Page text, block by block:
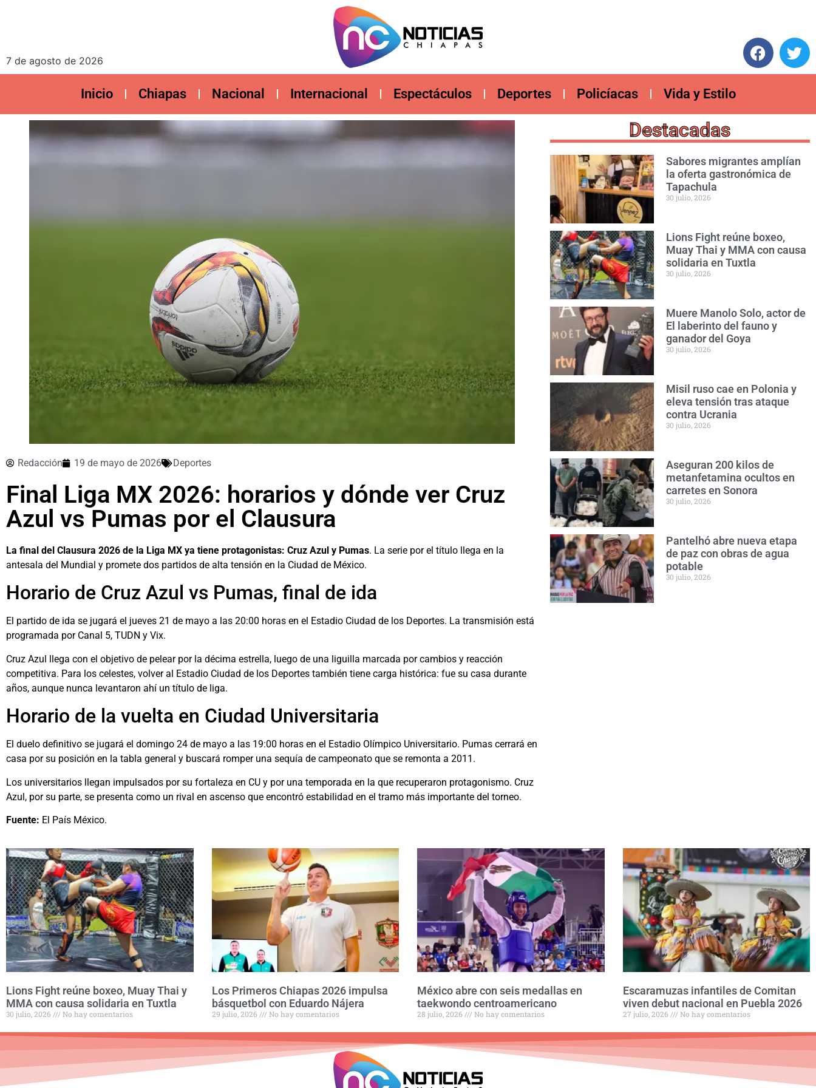
7 de agosto de 2026
Inicio Chiapas Nacional Internacional Espectáculos Deportes Policíacas Vida y Estilo
Redacción 19 de mayo de 2026 Deportes
Final Liga MX 2026: horarios y dónde ver Cruz
Azul vs Pumas por el Clausura
La final del Clausura 2026 de la Liga MX ya tiene protagonistas: Cruz Azul y Pumas. La serie por el título llega en la
antesala del Mundial y promete dos partidos de alta tensión en la Ciudad de México.
Horario de Cruz Azul vs Pumas, final de ida
El partido de ida se jugará el jueves 21 de mayo a las 20:00 horas en el Estadio Ciudad de los Deportes. La transmisión está
programada por Canal 5, TUDN y Vix.
Cruz Azul llega con el objetivo de pelear por la décima estrella, luego de una liguilla marcada por cambios y reacción
competitiva. Para los celestes, volver al Estadio Ciudad de los Deportes también tiene carga histórica: fue su casa durante
años, aunque nunca levantaron ahí un título de liga.
Horario de la vuelta en Ciudad Universitaria
El duelo definitivo se jugará el domingo 24 de mayo a las 19:00 horas en el Estadio Olímpico Universitario. Pumas cerrará en
casa por su posición en la tabla general y buscará romper una sequía de campeonato que se remonta a 2011.
Los universitarios llegan impulsados por su fortaleza en CU y por una temporada en la que recuperaron protagonismo. Cruz
Azul, por su parte, se presenta como un rival en ascenso que encontró estabilidad en el tramo más importante del torneo.
Fuente: El País México.
Destacadas
Sabores migrantes amplían
la oferta gastronómica de
Tapachula
30 julio, 2026
Lions Fight reúne boxeo,
Muay Thai y MMA con causa
solidaria en Tuxtla
30 julio, 2026
Muere Manolo Solo, actor de
El laberinto del fauno y
ganador del Goya
30 julio, 2026
Misil ruso cae en Polonia y
eleva tensión tras ataque
contra Ucrania
30 julio, 2026
Aseguran 200 kilos de
metanfetamina ocultos en
carretes en Sonora
30 julio, 2026
Pantelhó abre nueva etapa
de paz con obras de agua
potable
30 julio, 2026
Lions Fight reúne boxeo, Muay Thai y
MMA con causa solidaria en Tuxtla
30 julio, 2026 No hay comentarios
Los Primeros Chiapas 2026 impulsa
básquetbol con Eduardo Nájera
29 julio, 2026 No hay comentarios
México abre con seis medallas en
taekwondo centroamericano
28 julio, 2026 No hay comentarios
Escaramuzas infantiles de Comitan
viven debut nacional en Puebla 2026
27 julio, 2026 No hay comentarios